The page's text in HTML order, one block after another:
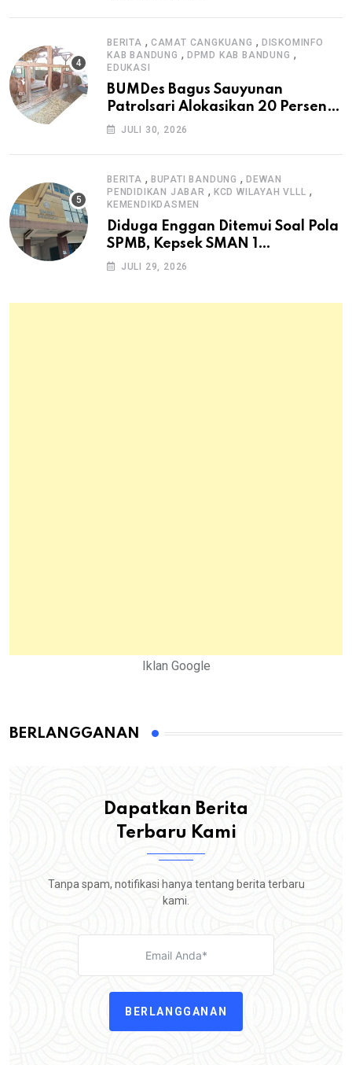
BERITA , CAMAT CANGKUANG , DISKOMINFO
KAB BANDUNG , DPMD KAB BANDUNG ,
EDUKASI
BUMDes Bagus Sauyunan
Patrolsari Alokasikan 20 Persen
Dana Desa untuk Ketahanan
JULI 30, 2026
BERITA , BUPATI BANDUNG ,DEWAN
PENDIDIKAN JABAR , KCD WILAYAH VLLL ,
KEMENDIKDASMEN
Diduga Enggan Ditemui Soal Pola
SPMB, Kepsek SMAN 1
Dayeuhkolot Dikeluhkan Orang
JULI 29, 2026
Iklan Google
BERLANGGANAN
Dapatkan Berita
Terbaru Kami
Tanpa spam, notifikasi hanya tentang berita terbaru
kami.
BERLANGGANAN